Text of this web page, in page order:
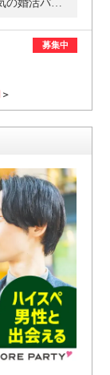
＼着席スタイルでゆっくり話せる／人気の婚活パーティー・街コン
募集中
＞